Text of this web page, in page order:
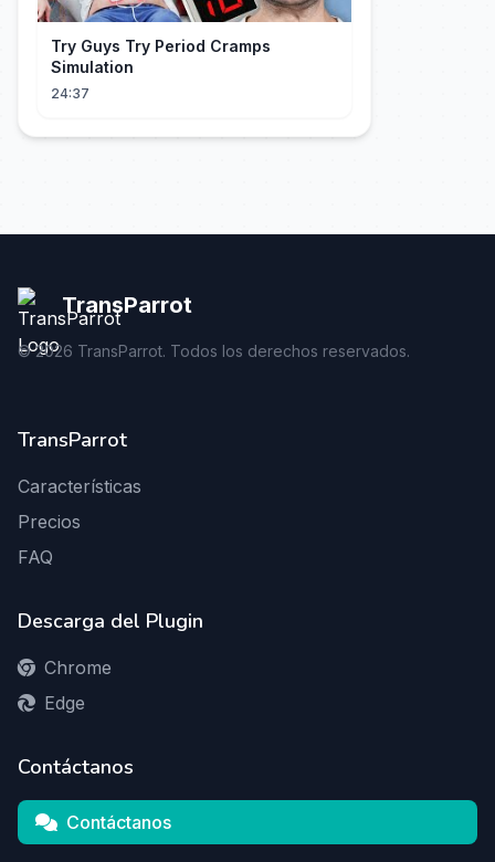
Try Guys Try Period Cramps
Simulation
24:37
TransParrot
©2026 TransParrot. Todos los derechos reservados.
TransParrot
Características
Precios
FAQ
Descarga del Plugin
Chrome
Edge
Contáctanos
Contáctanos